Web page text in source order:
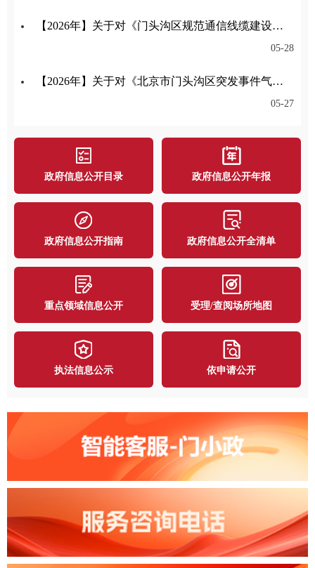
【2026年】关于对《门头沟区规范通信线缆建设管理办法征求意见稿》公开征集意见的公告
05-28
【2026年】关于对《北京市门头沟区突发事件气象应急保障预案》公开征集意见的公告
05-27
政府信息公开目录 政府信息公开年报
政府信息公开指南 政府信息公开全清单
重点领域信息公开 受理/查阅场所地图
执法信息公示 依申请公开